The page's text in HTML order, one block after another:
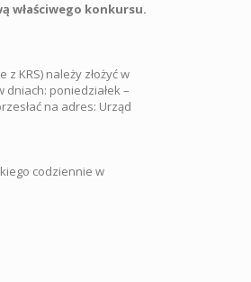
właściwego konkursu.
KRS) należy złożyć w
poniedziałek –
na adres: Urząd
codziennie w